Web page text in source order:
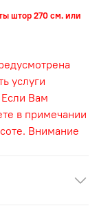
штор 270 см. или
услуги
Вам
в примечании
Внимание